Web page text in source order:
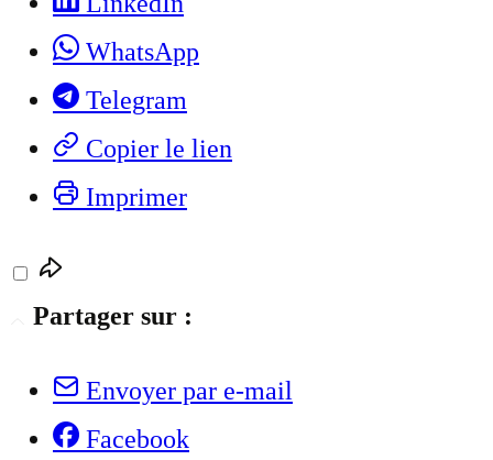
WhatsApp
Telegram
Copier le lien
Imprimer
Partager sur :
Envoyer par e-mail
Facebook